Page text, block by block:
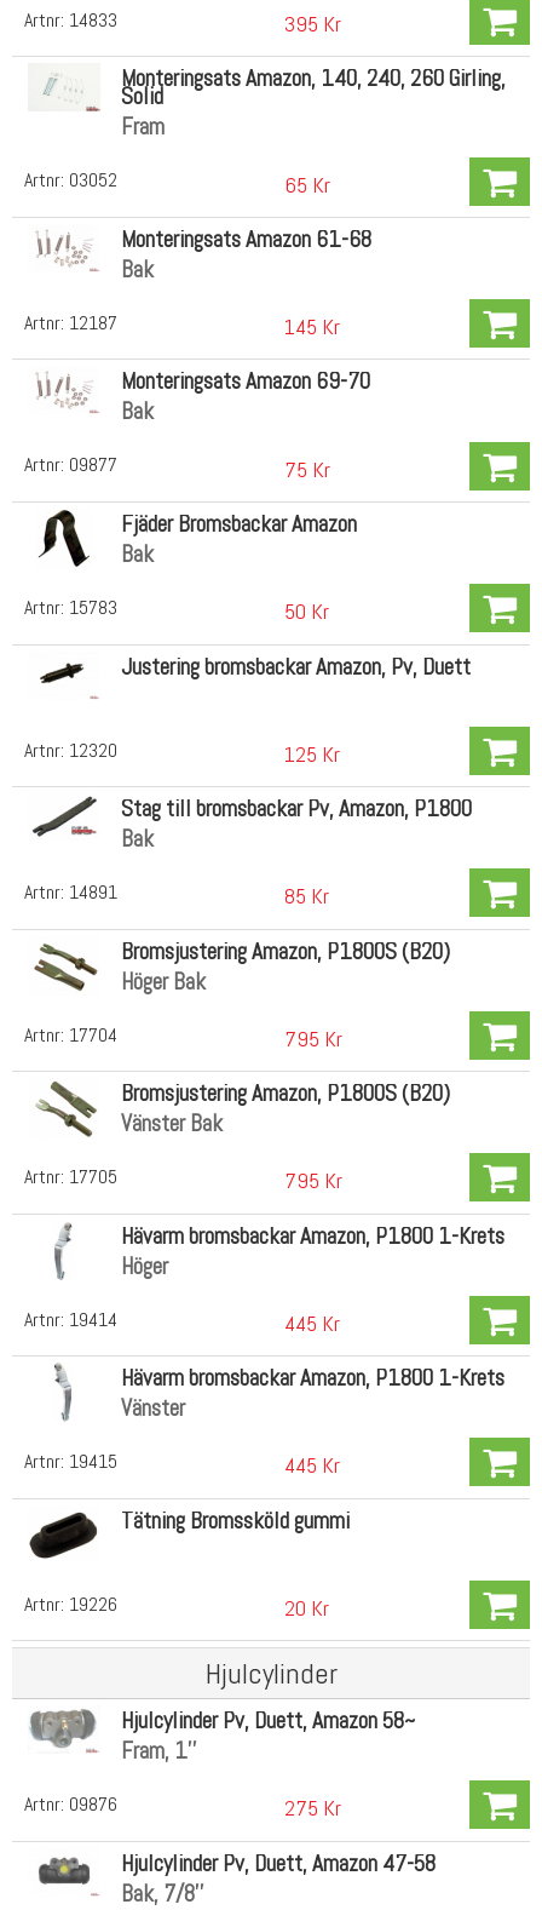
Artnr: 14833 395 Kr
Artnr: 03052
Monteringsats Amazon, 140, 240, 260 Girling,
Solid
Fram
65 Kr
Artnr: 12187
Monteringsats Amazon 61-68
Bak
145 Kr
Artnr: 09877
Monteringsats Amazon 69-70
Bak
75 Kr
Artnr: 15783
Fjäder Bromsbackar Amazon
Bak
50 Kr
Artnr: 12320
Justering bromsbackar Amazon, Pv, Duett
125 Kr
Artnr: 14891
Stag till bromsbackar Pv, Amazon, P1800
Bak
85 Kr
Artnr: 17704
Bromsjustering Amazon, P1800S (B20)
Höger Bak
795 Kr
Artnr: 17705
Bromsjustering Amazon, P1800S (B20)
Vänster Bak
795 Kr
Artnr: 19414
Hävarm bromsbackar Amazon, P1800 1-Krets
Höger
445 Kr
Artnr: 19415
Hävarm bromsbackar Amazon, P1800 1-Krets
Vänster
445 Kr
Artnr: 19226
Tätning Bromssköld gummi
20 Kr
Hjulcylinder
Artnr: 09876
Hjulcylinder Pv, Duett, Amazon 58~
Fram, 1''
275 Kr
Hjulcylinder Pv, Duett, Amazon 47-58
Bak, 7/8''